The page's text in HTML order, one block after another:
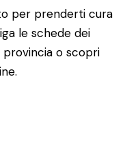
per prenderti cura
le schede dei
provincia o scopri